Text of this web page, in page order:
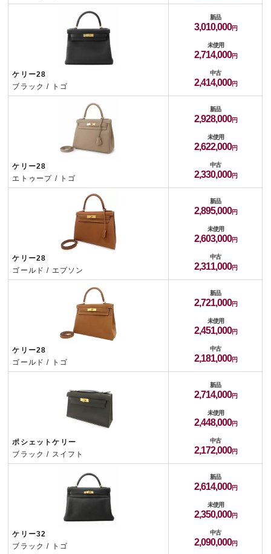
ケリー28
ブラック / トゴ
新品
3,010,000
未使用
2,714,000
中古
2,414,000
ケリー28
エトゥープ / トゴ
新品
2,928,000
未使用
2,622,000
中古
2,330,000
ケリー28
ゴールド / エプソン
新品
2,895,000
未使用
2,603,000
中古
2,311,000
ケリー28
ゴールド / トゴ
新品
2,721,000
未使用
2,451,000
中古
2,181,000
ポシェットケリー
ブラック / スイフト
新品
2,714,000
未使用
2,448,000
中古
2,172,000
ケリー32
ブラック / トゴ
新品
2,614,000
未使用
2,350,000
中古
2,090,000